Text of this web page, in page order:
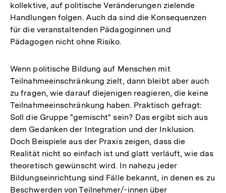
kollektive, auf politische Veränderungen zielende
Handlungen folgen. Auch da sind die Konsequenzen
für die veranstaltenden Pädagoginnen und
Pädagogen nicht ohne Risiko.
Wenn politische Bildung auf Menschen mit
Teilnahmeeinschränkung zielt, dann bleibt aber auch
zu fragen, wie darauf diejenigen reagieren, die keine
Teilnahmeeinschränkung haben. Praktisch gefragt:
Soll die Gruppe "gemischt" sein? Das ergibt sich aus
dem Gedanken der Integration und der Inklusion.
Doch Beispiele aus der Praxis zeigen, dass die
Realität nicht so einfach ist und glatt verläuft, wie das
theoretisch gewünscht wird. In nahezu jeder
Bildungseinrichtung sind Fälle bekannt, in denen es zu
Beschwerden von Teilnehmer/-innen über